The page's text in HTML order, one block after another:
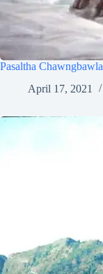
Pasaltha Chawngbawla
April 17, 2021